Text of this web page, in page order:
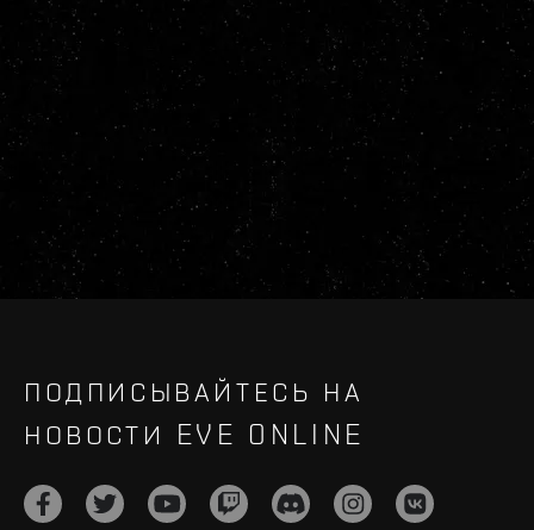
ПОДПИСЫВАЙТЕСЬ НА
НОВОСТИ EVE ONLINE